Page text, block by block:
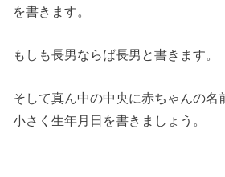
を書きます。
もしも長男ならば長男と書きます。
そして真ん中の中央に赤ちゃんの名
小さく生年月日を書きましょう。